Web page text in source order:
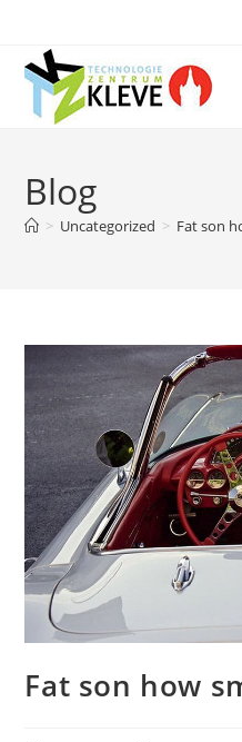
springen
Blog
> Uncategorized > Fat son
Fat son how